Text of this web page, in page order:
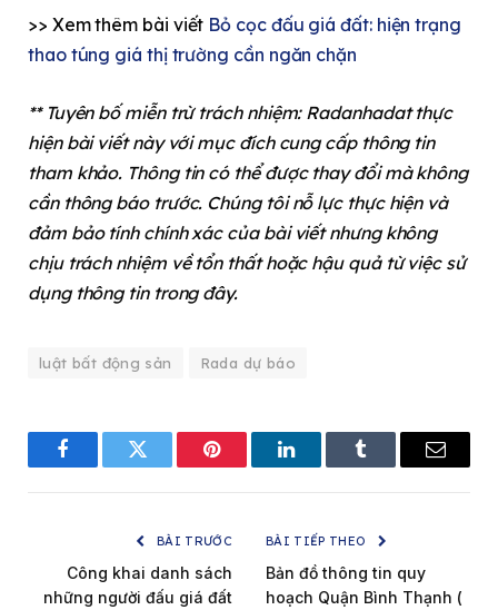
>> Xem thêm bài viết Bỏ cọc đấu giá đất: hiện trạng
thao túng giá thị trường cần ngăn chặn
** Tuyên bố miễn trừ trách nhiệm: Radanhadat thực
hiện bài viết này với mục đích cung cấp thông tin
tham khảo. Thông tin có thể được thay đổi mà không
cần thông báo trước. Chúng tôi nỗ lực thực hiện và
đảm bảo tính chính xác của bài viết nhưng không
chịu trách nhiệm về tổn thất hoặc hậu quả từ việc sử
dụng thông tin trong đây.
luật bất động sản Rada dự báo
FacebookTwitter Pinterest LinkedInTumblr Email
BÀI TRƯỚC
Công khai danh sách
những người đấu giá đất
BÀI TIẾP THEO
Bản đồ thông tin quy
hoạch Quận Bình Thạnh (